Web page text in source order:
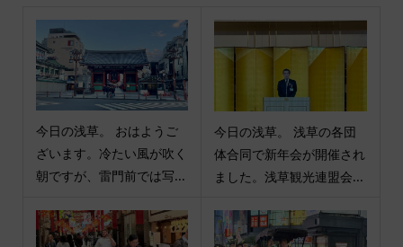
今日の浅草。 おはようご
ざいます。冷たい風が吹く
朝ですが、雷門前では写...
今日の浅草。 浅草の各団
体合同で新年会が開催され
ました。浅草観光連盟会...